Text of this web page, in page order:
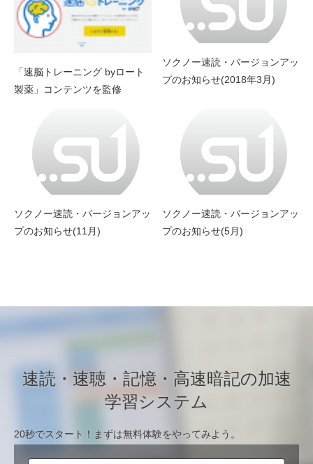
「速脳トレーニング byロート
製薬」コンテンツを監修
ソクノー速読・バージョンアッ
プのお知らせ(2018年3月)
ソクノー速読・バージョンアッ
プのお知らせ(11月)
ソクノー速読・バージョンアッ
プのお知らせ(5月)
速読・速聴・記憶・高速暗記の加速
学習システム
20秒でスタート！まずは無料体験をやってみよう。